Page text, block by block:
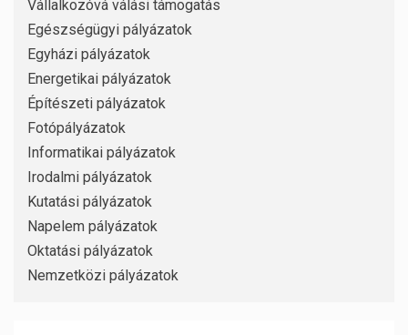
Vállalkozóvá válási támogatás
Egészségügyi pályázatok
Egyházi pályázatok
Energetikai pályázatok
Építészeti pályázatok
Fotópályázatok
Informatikai pályázatok
Irodalmi pályázatok
Kutatási pályázatok
Napelem pályázatok
Oktatási pályázatok
Nemzetközi pályázatok